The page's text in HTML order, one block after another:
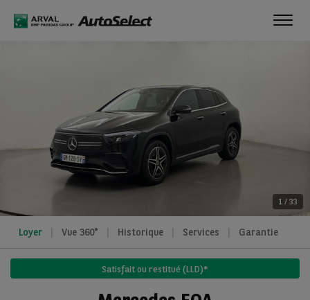
1 / 33
Loyer Vue 360° Historique Services Garantie
Satisfait ou restitué (LLD)*